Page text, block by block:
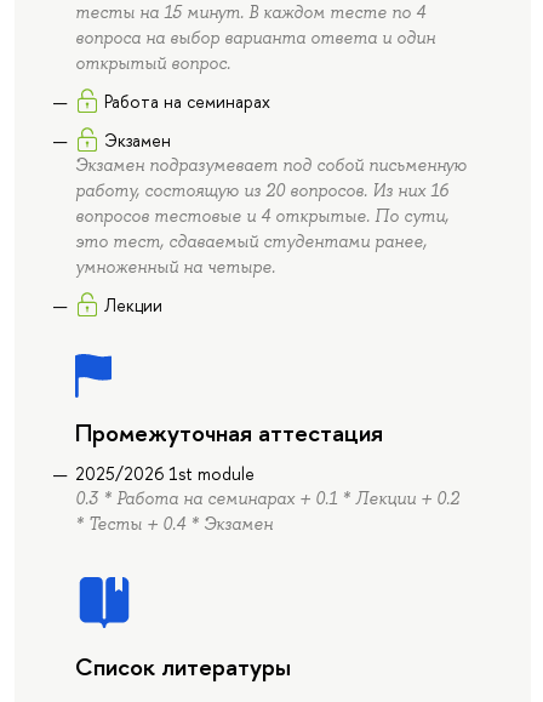
тесты на 15 минут. В каждом тесте по 4
вопроса на выбор варианта ответа и один
открытый вопрос.
Работа на семинарах
Экзамен
Экзамен подразумевает под собой письменную
работу, состоящую из 20 вопросов. Из них 16
вопросов тестовые и 4 открытые. По сути,
это тест, сдаваемый студентами ранее,
умноженный на четыре.
Лекции
Промежуточная аттестация
2025/2026 1st module
0.3 * Работа на семинарах + 0.1 * Лекции + 0.2
* Тесты + 0.4 * Экзамен
Список литературы